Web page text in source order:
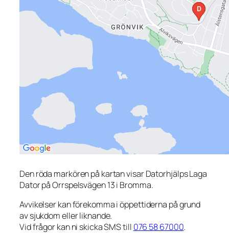
Den röda markören på kartan visar Datorhjälps Laga
Dator på Orrspelsvägen 13 i Bromma.
Avvikelser kan förekomma i öppettiderna på grund
av sjukdom eller liknande.
Vid frågor kan ni skicka SMS till 076 58 67000.